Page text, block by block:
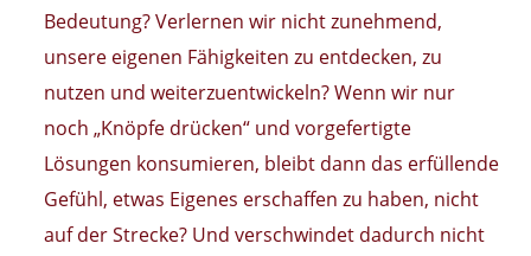
Bedeutung? Verlernen wir nicht zunehmend,
unsere eigenen Fähigkeiten zu entdecken, zu
nutzen und weiterzuentwickeln? Wenn wir nur
noch „Knöpfe drücken“ und vorgefertigte
Lösungen konsumieren, bleibt dann das erfüllende
Gefühl, etwas Eigenes erschaffen zu haben, nicht
auf der Strecke? Und verschwindet dadurch nicht